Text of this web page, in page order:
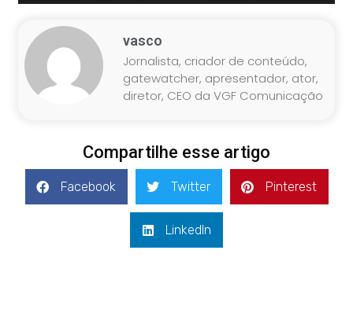
vasco
Jornalista, criador de conteúdo,
gatewatcher, apresentador, ator,
diretor, CEO da VGF Comunicação
Compartilhe esse artigo
Facebook Twitter Pinterest
LinkedIn